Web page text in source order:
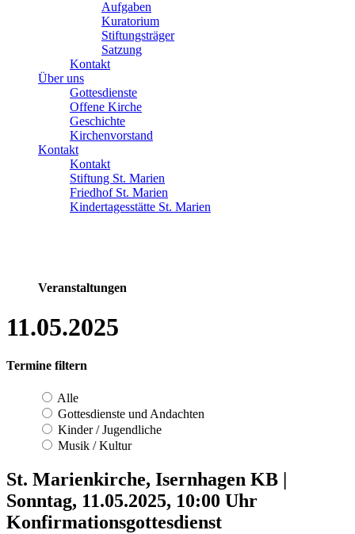
Aufgaben
Kuratorium
Stiftungsträger
Satzung
Kontakt
Über uns
Gottesdienste
Offene Kirche
Geschichte
Kirchenvorstand
Kontakt
Kontakt
Stiftung St. Marien
Friedhof St. Marien
Kindertagesstätte St. Marien
Veranstaltungen
11.05.2025
Termine filtern
Alle
Gottesdienste und Andachten
Kinder / Jugendliche
Musik / Kultur
St. Marienkirche, Isernhagen KB
Sonntag, 11.05.2025, 10:00 Uhr
Konfirmationsgottesdienst